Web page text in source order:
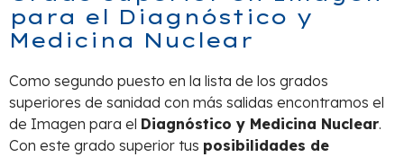
para el Diagnóstico y
Medicina Nuclear
Como segundo puesto en la lista de los grados
superiores de sanidad con más salidas encontramos el
de Imagen para el Diagnóstico y Medicina Nuclear.
Con este grado superior tus posibilidades de